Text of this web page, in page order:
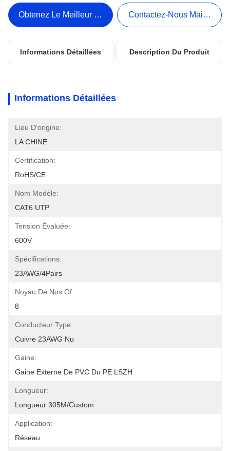
Obtenez Le Meilleur Prix Contactez-Nous Maintenant
Informations Détaillées Description Du Produit
Informations Détaillées
Lieu D'origine:
LA CHINE
Certification:
RoHS/CE
Nom Modèle:
CAT6 UTP
Tension Évaluée:
600V
Spécifications:
23AWG/4Pairs
Noyau De Nos.of:
8
Conducteur Type:
Cuivre 23AWG Nu
Gaine:
Gaine Externe De PVC Du PE LSZH
Longueur:
Longueur 305M/Custom
Application:
Réseau